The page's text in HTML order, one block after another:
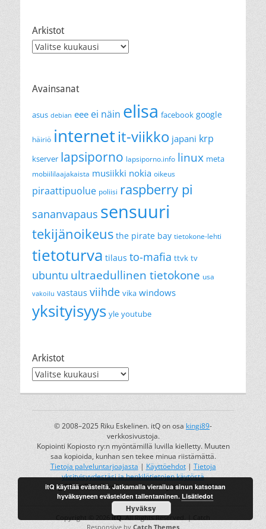
Arkistot
Arkistot
Avainsanat
asus debian eee ei näin elisa facebook google
häiriö internetit-viikko japani krp
kserver lapsiporno lapsiporno.info linux meta
mobiililaajakaista musiikki nokia oikeus
piraattipuolue poliisi raspberry pi
sananvapaus sensuuri
tekijänoikeus the pirate bay tietokone-lehti
tietoturva tilaus to-mafia ttvk tv
ubuntu ultraedullinen tietokone usa
vakoilu vastaus viihde vika windows
yksityisyys yle youtube
Arkistot
Arkistot
© 2008–2025 Riku Eskelinen. itQ on osa kingi89-
verkkosivustoja.
Kopiointi Kopiosto ry:n myöntämillä luvilla kielletty. Muuten
saa kopioida, kunhan sen tekee minua riistämättä.
Tietoja palveluntarjoajasta | Käyttöehdot| Tietoja
yksityisyydestäsi ja henkilötietojen käytöstä
kingi89 on Riku Eskelisen rekisteröity tavaramerkki.
itQ. All Rights Reserved. | Catch
Responsive by Catch Themes
itQ käyttää evästeitä. Jatkamalla vierailua sinun katsotaan
hyväksyneen evästeiden tallentaminen.Lisätiedot
Hyväksy